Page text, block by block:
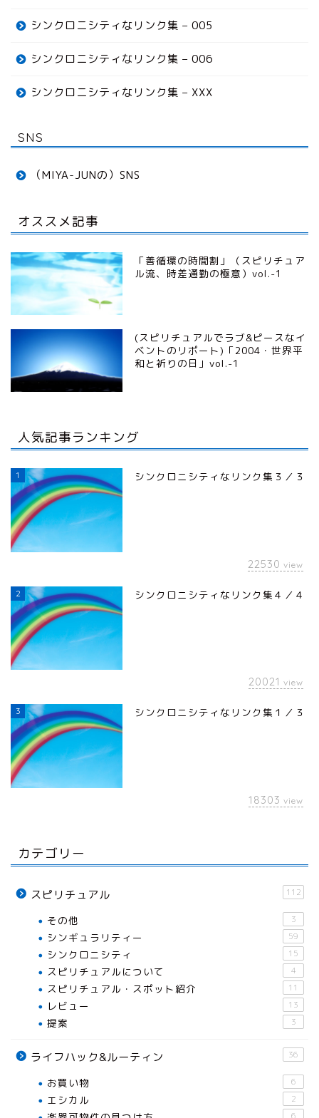
シンクロニシティなリンク集 – 005
シンクロニシティなリンク集 – 006
シンクロニシティなリンク集 – XXX
SNS
（MIYA-JUNの）SNS
オススメ記事
「善循環の時間割」（スピリチュア
ル流、時差通勤の極意）vol.-1
(スピリチュアルでラブ&ピースなイ
ベントのリポート)「2004・世界平
和と祈りの日」vol.-1
人気記事ランキング
1 シンクロニシティなリンク集３／３
22530 view
2 シンクロニシティなリンク集４／４
20021 view
3 シンクロニシティなリンク集１／３
18303 view
カテゴリー
スピリチュアル 112
その他 3
シンギュラリティー 59
シンクロニシティ 15
スピリチュアルについて 4
スピリチュアル・スポット紹介 11
レビュー 13
提案 3
ライフハック&ルーティン 36
お買い物 6
エシカル 2